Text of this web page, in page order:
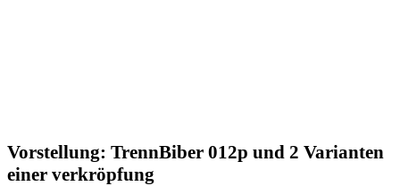
Vorstellung: TrennBiber 012p und 2 Varianten
einer verkröpfung